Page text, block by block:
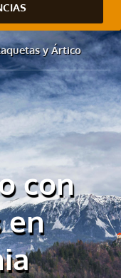
y Ártico
con
en